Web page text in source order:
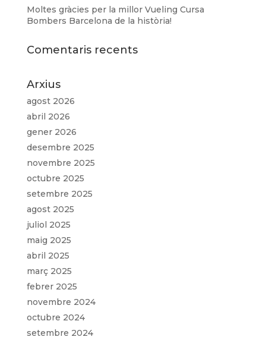
Moltes gràcies per la millor Vueling Cursa
Bombers Barcelona de la història!
Comentaris recents
Arxius
agost 2026
abril 2026
gener 2026
desembre 2025
novembre 2025
octubre 2025
setembre 2025
agost 2025
juliol 2025
maig 2025
abril 2025
març 2025
febrer 2025
novembre 2024
octubre 2024
setembre 2024